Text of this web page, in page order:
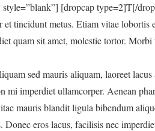
[dropcap type=2]T[/
tincidunt metus. Etiam vitae
quam sit amet, molestie tortor.
sed mauris aliquam, laoreet
mi imperdiet ullamcorper. Aenean
mauris blandit ligula bibendum
eros lacus, facilisis nec